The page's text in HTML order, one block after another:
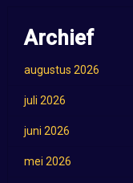
Archief
augustus 2026
juli 2026
juni 2026
mei 2026